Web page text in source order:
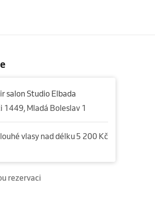
salon Studio Elbada
1449, Mladá Boleslav 1
vlasy nad délku5 200 Kč
rezervaci